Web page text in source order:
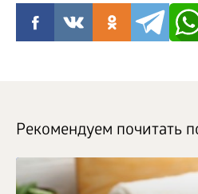
Рекомендуем почитать